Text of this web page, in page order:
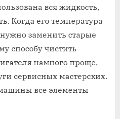
вся жидкость,
Когда его температура
заменить старые
способу чистить
намного проще,
сервисных мастерских.
все элементы